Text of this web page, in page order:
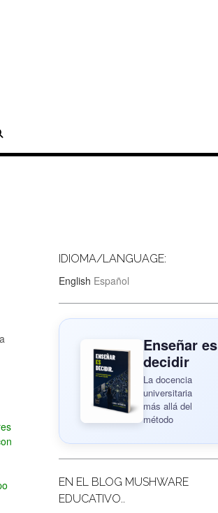
IDIOMA/LANGUAGE:
English Español
Enseñar es
decidir
La docencia
universitaria
más allá del
método
EN EL BLOG MUSHWARE
EDUCATIVO..